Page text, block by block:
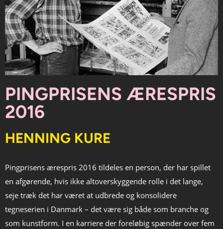
PINGPRISENS ÆRESPRIS
2016
HENNING KURE
Pingprisens ærespris 2016 tildeles en person, der har spillet
en afgørende, hvis ikke altoverskyggende rolle i det lange,
seje træk det har været at udbrede og konsolidere
tegneserien i Danmark – det være sig både som branche og
som kunstform. I en karriere der foreløbig spænder over fem